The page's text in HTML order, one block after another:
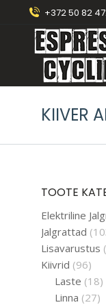
+372 50 82
KIIVER
TOOTE
Elektriline
Jalgrattad
Lisavarustus
Kiivrid (96)
Laste (18)
Linna (27)